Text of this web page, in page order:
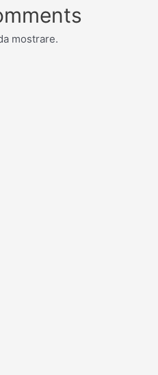
mostrare.